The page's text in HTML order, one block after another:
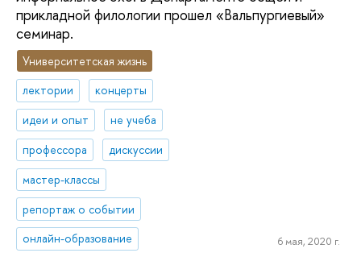
прикладной филологии прошел «Вальпургиевый»
семинар.
Университетская жизнь
лектории
концерты
идеи и опыт
не учеба
профессора
дискуссии
мастер-классы
репортаж о событии
онлайн-образование
6 мая, 2020 г.